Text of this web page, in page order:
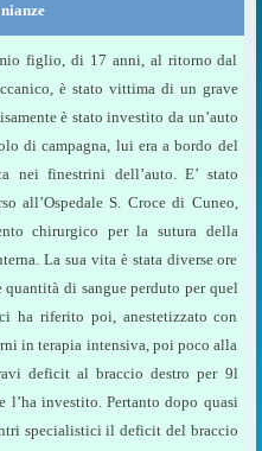
figlio, di 17 anni, al ritorno dal
è stato vittima di un grave
è stato investito da un’auto
di campagna, lui era a bordo del
nei finestrini dell’auto. E’ stato
all’Ospedale S. Croce di Cuneo,
chirurgico per la sutura della
La sua vita è stata diverse ore
quantità di sangue perduto per quel
ha riferito poi, anestetizzato con
in terapia intensiva, poi poco alla
deficit al braccio destro per 9l
l’ha investito. Pertanto dopo quasi
specialistici il deficit del braccio